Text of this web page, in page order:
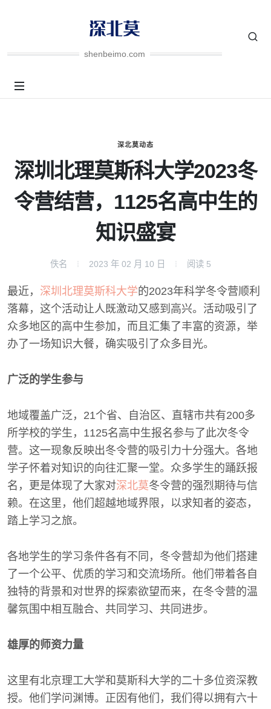
shenbeimo.com
深北莫动态
深圳北理莫斯科大学2023冬
令营结营，1125名高中生的
知识盛宴
佚名 2023 年 02 月 10 日 阅读 5
最近， 深圳北理莫斯科大学的2023年科学冬令营顺利
落幕，这个活动让人既激动又感到高兴。活动吸引了
众多地区的高中生参加，而且汇集了丰富的资源，举
办了一场知识大餐，确实吸引了众多目光。
广泛的学生参与
地域覆盖广泛，21个省、自治区、直辖市共有200多
所学校的学生，1125名高中生报名参与了此次冬令
营。这一现象反映出冬令营的吸引力十分强大。各地
学子怀着对知识的向往汇聚一堂。众多学生的踊跃报
名，更是体现了大家对深北莫冬令营的强烈期待与信
赖。在这里，他们超越地域界限，以求知者的姿态，
踏上学习之旅。
各地学生的学习条件各有不同，冬令营却为他们搭建
了一个公平、优质的学习和交流场所。他们带着各自
独特的背景和对世界的探索欲望而来，在冬令营的温
馨氛围中相互融合、共同学习、共同进步。
雄厚的师资力量
这里有北京理工大学和莫斯科大学的二十多位资深教
授。他们学问渊博。正因有他们，我们得以拥有六十